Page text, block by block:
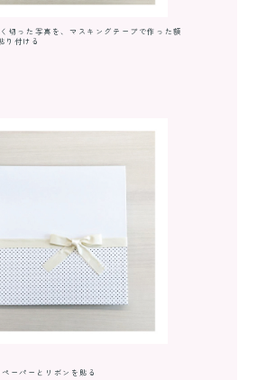
った写真を、マスキングテープで作った額
り付ける
ーパーとリボンを貼る